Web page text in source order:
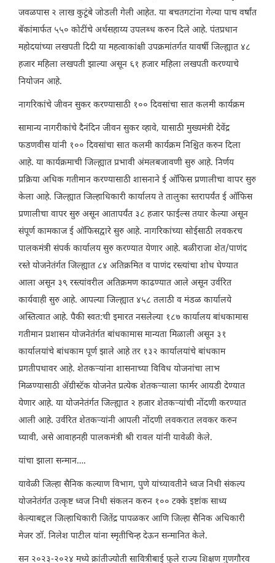
जवळपास २ लाख कुटूंबे जोडली गेली आहेत. या बचतगटांना गेल्या पाच वर्षांत
बॅकांमार्फत ५५० कोटींचे अर्थसहाय्य उपलब्ध करुन दिले आहे. पंतप्रधान
महोदयांच्या लखपती दिदी या महत्वाकांक्षी उपक्रमांतर्गत यावर्षी जिल्ह्यात ४८
हजार महिला लखपती झाल्या असून ६१ हजार महिला लखपती करण्याचे
नियोजन आहे.
नागरिकांचे जीवन सुकर करण्यासाठी १०० दिवसांचा सात कलमी कार्यक्रम
सामान्य नागरीकांचे दैनंदिन जीवन सुकर व्हावे, यासाठी मुख्यमंत्री देवेंद्र
फडणवीस यांनी १०० दिवसांचा सात कलमी कार्यक्रम निश्चित करुन दिला
आहे. या कार्यक्रमाची जिल्ह्यात प्रभावी अंमलबजावणी सुरु आहे. निर्णय
प्रक्रिया अधिक गतीमान करण्यासाठी शासनाने ई ऑफिस प्रणालीचा वापर सुरु
केला आहे. जिल्ह्यात जिल्हाधिकारी कार्यालय ते तालुका स्तरापर्यंत ई ऑफिस
प्रणालीचा वापर सुरु असून आतापर्यंत ३८ हजार फाईल्स तयार केल्या असून
संपूर्ण कामकाज ई ऑफिसद्वारे सुरु आहे. नागरिकांच्या सोईसाठी लवकरच
पालकमंत्री संपर्क कार्यालय सुरु करण्यात येणार आहे. बळीराजा शेत/पाणंद
रस्ते योजनेतंर्गत जिल्ह्यात ८४ अतिक्रमित व पाणंद रस्त्यांचा शोध घेण्यात
आला असून ३९ रस्त्यांवरील अतिक्रमण काढण्यात आले असून उर्वरित
कार्यवाही सुरु आहे. आपल्या जिल्ह्यात ४५८ तलाठी व मंडळ कार्यालये
अस्तित्वात आहे. पैकी स्वत:ची इमारत नसलेल्या १८७ कार्यालय बांधकामास
गतीमान प्रशासन योजनेतंर्गत बांधकामास मान्यता मिळाली असून ३१
कार्यालयांचे बांधकाम पूर्ण झाले आहे तर १३२ कार्यालयांचे बांधकाम
प्रगतीपथावर आहे. शेतकऱ्यांना शासनाच्या विविध योजनांचा लाभ
मिळण्यासाठी ॲग्रीस्टॅक योजनेत प्रत्येक शेतकऱ्याला फार्मर आयडी देण्यात
येणार आहे. या योजनेतंर्गत जिल्ह्यात २ हजार शेतकऱ्यांची नोंदणी करण्यात
आली आहे. उर्वरित शेतकऱ्यांनी आपली नोंदणी लवकरात लवकर करुन
घ्यावी, असे आवाहनही पालकमंत्री श्री रावल यांनी यावेळी केले.
यांचा झाला सन्मान….
यावेळी जिल्हा सैनिक कल्याण विभाग, पुणे यांच्यावतीने ध्वज निधी संकल्प
योजनेतंर्गत उत्कृष्ट ध्वज निधी संकलन करुन १०० टक्के इष्टांक साध्य
केल्याबद्दल जिल्हाधिकारी जितेंद्र पापळकर आणि जिल्हा सैनिक अधिकारी
मेजर डॉ. निलेश पाटील यांना स्मृतीचिन्ह देऊन सन्मानित केले.
सन २०२३-२०२४ मध्ये क्रांतीज्योती सावित्रीबाई फुले राज्य शिक्षण गुणगौरव